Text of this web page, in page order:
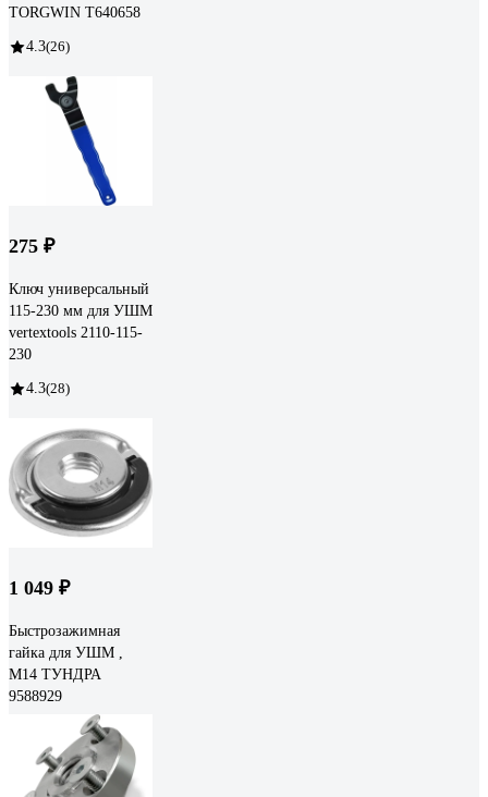
TORGWIN T640658
4.3(26)
275 ₽
Ключ универсальный
115-230 мм для УШМ
vertextools 2110-115-
230
4.3(28)
1 049 ₽
Быстрозажимная
гайка для УШМ ,
М14 ТУНДРА
9588929